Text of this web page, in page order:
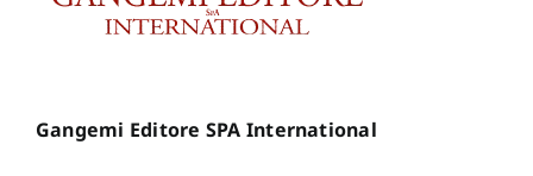
Gangemi Editore SPA International